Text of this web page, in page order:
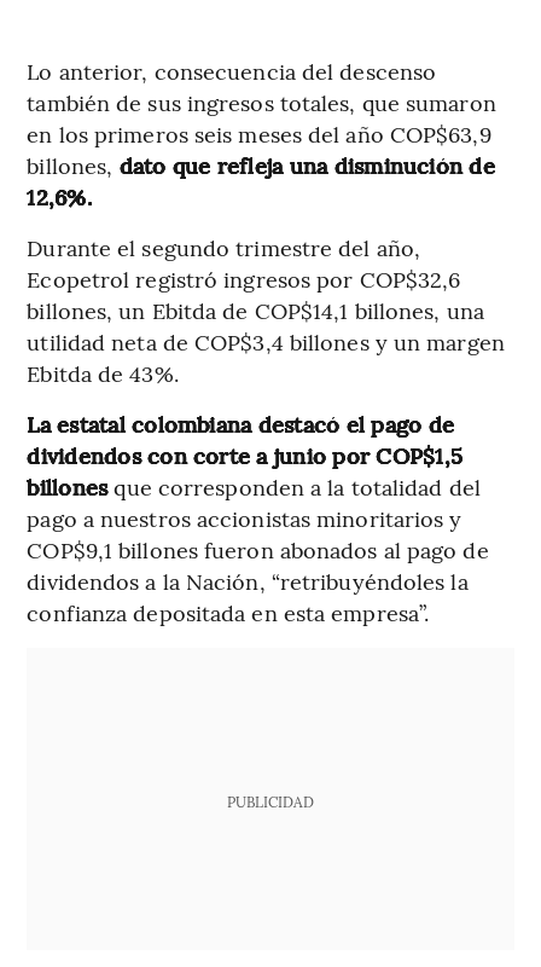
Lo anterior, consecuencia del descenso
también de sus ingresos totales, que sumaron
en los primeros seis meses del año COP$63,9
billones, dato que refleja una disminución de
12,6%.
Durante el segundo trimestre del año,
Ecopetrol registró ingresos por COP$32,6
billones, un Ebitda de COP$14,1 billones, una
utilidad neta de COP$3,4 billones y un margen
Ebitda de 43%.
La estatal colombiana destacó el pago de
dividendos con corte a junio por COP$1,5
billonesque corresponden a la totalidad del
pago a nuestros accionistas minoritarios y
COP$9,1 billones fueron abonados al pago de
dividendos a la Nación, “retribuyéndoles la
confianza depositada en esta empresa”.
PUBLICIDAD